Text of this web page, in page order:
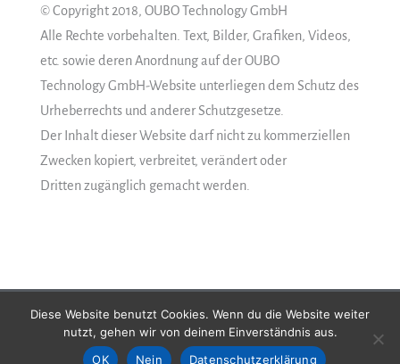
© Copyright 2018, OUBO Technology GmbH
Alle Rechte vorbehalten. Text, Bilder, Grafiken, Videos,
etc. sowie deren Anordnung auf der OUBO
Technology GmbH-Website unterliegen dem Schutz des
Urheberrechts und anderer Schutzgesetze.
Der Inhalt dieser Website darf nicht zu kommerziellen
Zwecken kopiert, verbreitet, verändert oder
Dritten zugänglich gemacht werden.
Copyright © 2026 Oubo Technology GmbH
Diese Website benutzt Cookies. Wenn du die Website weiter
nutzt, gehen wir von deinem Einverständnis aus.
OK
Nein Datenschutzerklärung